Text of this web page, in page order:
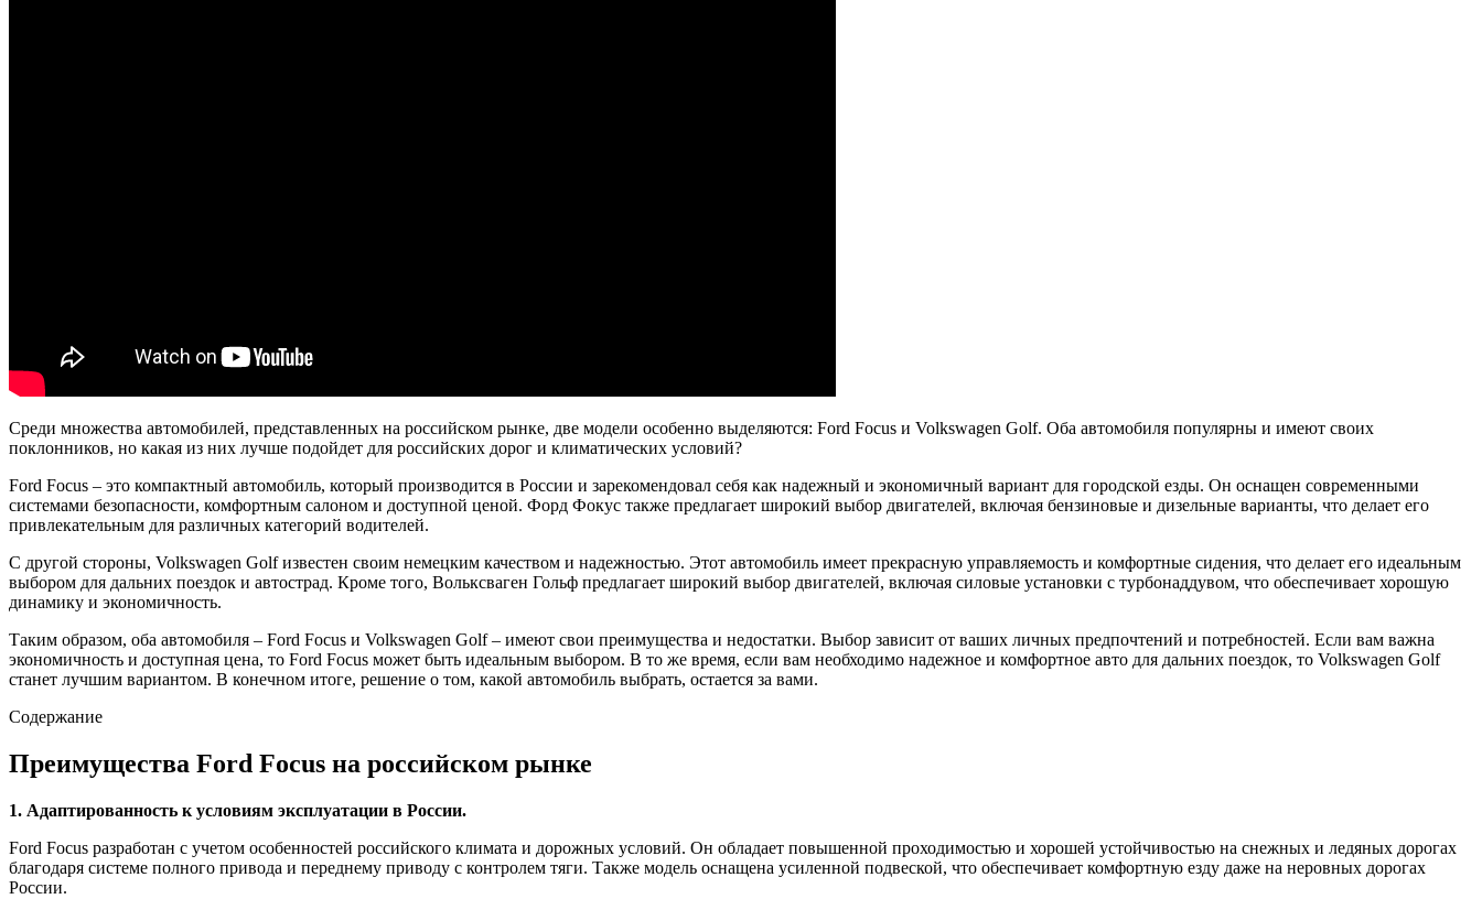
Среди множества автомобилей, представленных на российском рынке, две модели особенно выделяются: Ford Focus и Volkswagen Golf. Оба автомобиля популярны и имеют своих
поклонников, но какая из них лучше подойдет для российских дорог и климатических условий?
Ford Focus – это компактный автомобиль, который производится в России и зарекомендовал себя как надежный и экономичный вариант для городской езды. Он оснащен современными
системами безопасности, комфортным салоном и доступной ценой. Форд Фокус также предлагает широкий выбор двигателей, включая бензиновые и дизельные варианты, что делает его
привлекательным для различных категорий водителей.
С другой стороны, Volkswagen Golf известен своим немецким качеством и надежностью. Этот автомобиль имеет прекрасную управляемость и комфортные сидения, что делает его идеальным
выбором для дальних поездок и автострад. Кроме того, Вольксваген Гольф предлагает широкий выбор двигателей, включая силовые установки с турбонаддувом, что обеспечивает хорошую
динамику и экономичность.
Таким образом, оба автомобиля – Ford Focus и Volkswagen Golf – имеют свои преимущества и недостатки. Выбор зависит от ваших личных предпочтений и потребностей. Если вам важна
экономичность и доступная цена, то Ford Focus может быть идеальным выбором. В то же время, если вам необходимо надежное и комфортное авто для дальних поездок, то Volkswagen Golf
станет лучшим вариантом. В конечном итоге, решение о том, какой автомобиль выбрать, остается за вами.
Содержание
Преимущества Ford Focus на российском рынке
1. Адаптированность к условиям эксплуатации в России.
Ford Focus разработан с учетом особенностей российского климата и дорожных условий. Он обладает повышенной проходимостью и хорошей устойчивостью на снежных и ледяных дорогах
благодаря системе полного привода и переднему приводу с контролем тяги. Также модель оснащена усиленной подвеской, что обеспечивает комфортную езду даже на неровных дорогах
России.